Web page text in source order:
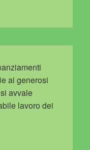
ai generosi
avvale
lavoro dei